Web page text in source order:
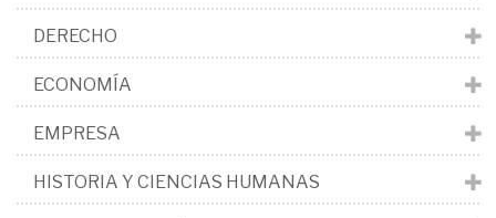
DERECHO
ECONOMÍA
EMPRESA
HISTORIA Y CIENCIAS HUMANAS